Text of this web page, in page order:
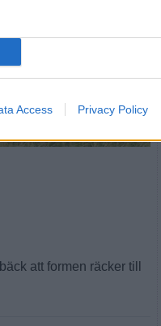
Access Privacy Policy
att formen räcker till